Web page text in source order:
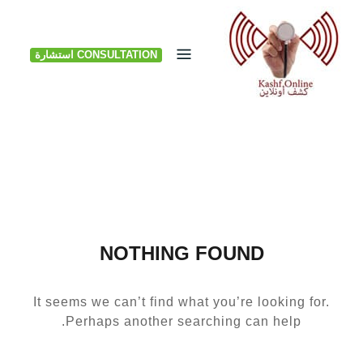
Skip
content
CONSULTATION استشارة
NOTHING FOUND
It seems we can’t find what you’re looking for.
Perhaps another searching can help.